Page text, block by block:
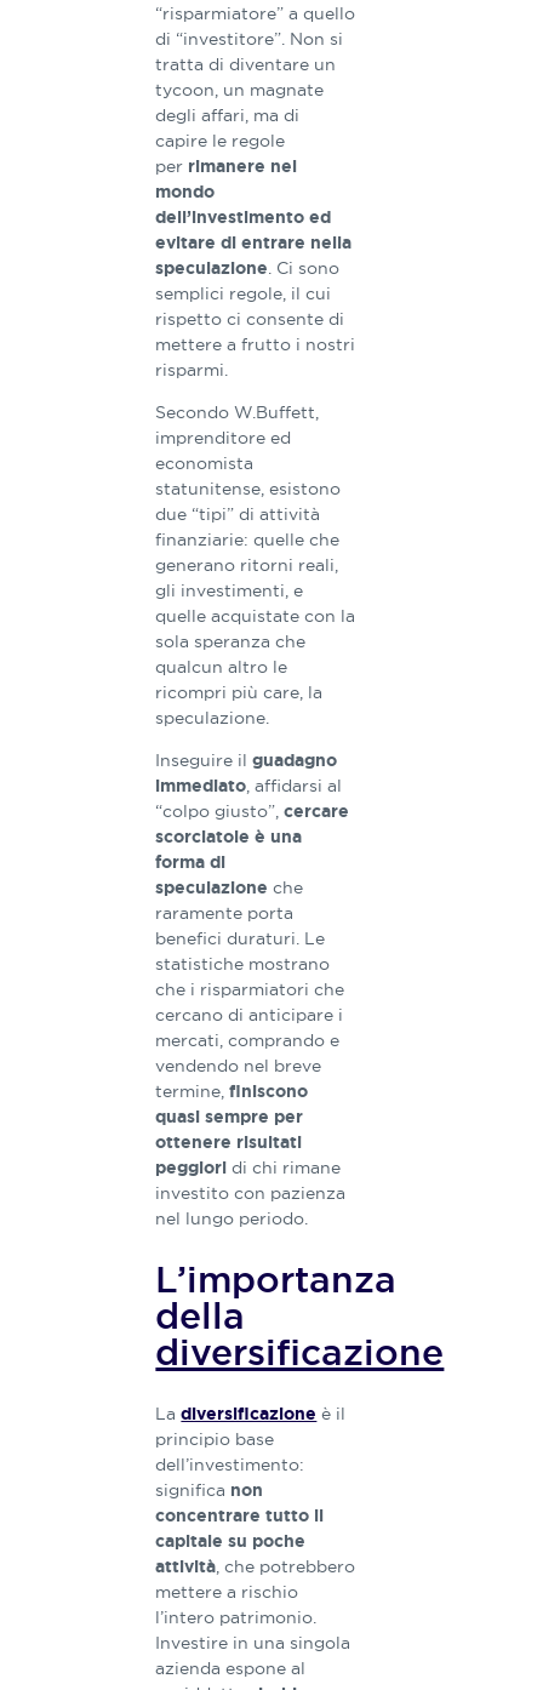
“risparmiatore” a quello
di “investitore”. Non si
tratta di diventare un
tycoon, un magnate
degli affari, ma di
capire le regole
per rimanere nel
mondo
dell’investimento ed
evitare di entrare nella
speculazione. Ci sono
semplici regole, il cui
rispetto ci consente di
mettere a frutto i nostri
risparmi.
Secondo W.Buffett,
imprenditore ed
economista
statunitense, esistono
due “tipi” di attività
finanziarie: quelle che
generano ritorni reali,
gli investimenti, e
quelle acquistate con la
sola speranza che
qualcun altro le
ricompri più care, la
speculazione.
Inseguire ilguadagno
immediato, affidarsi al
“colpo giusto”,cercare
scorciatoie è una
forma di
speculazione che
raramente porta
benefici duraturi. Le
statistiche mostrano
che i risparmiatori che
cercano di anticipare i
mercati, comprando e
vendendo nel breve
termine,finiscono
quasi sempre per
ottenere risultati
peggiori di chi rimane
investito con pazienza
nel lungo periodo.
L’importanza
della
diversificazione
Ladiversificazione è il
principio base
dell’investimento:
significa non
concentrare tutto il
capitale su poche
attività , che potrebbero
mettere a rischio
l’intero patrimonio.
Investire in una singola
azienda espone al